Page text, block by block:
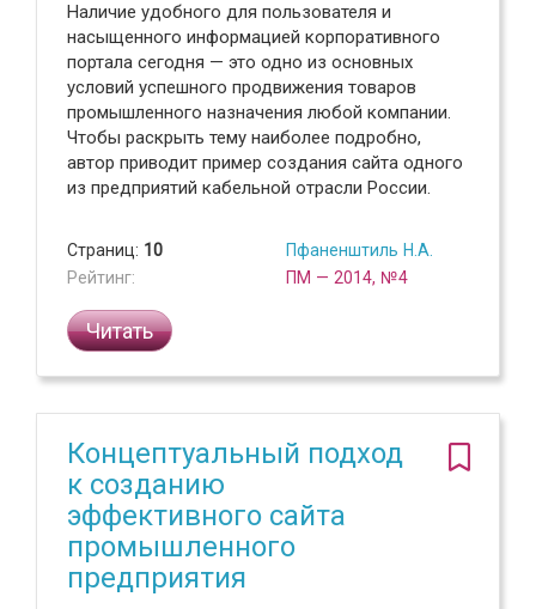
Наличие удобного для пользователя и
насыщенного информацией корпоративного
портала сегодня — это одно из основных
условий успешного продвижения товаров
промышленного назначения любой компании.
Чтобы раскрыть тему наиболее подробно,
автор приводит пример создания сайта одного
из предприятий кабельной отрасли России.
Страниц: 10
Рейтинг:
Пфаненштиль Н.А.
ПМ — 2014, №4
Читать
Концептуальный подход
к созданию
эффективного сайта
промышленного
предприятия